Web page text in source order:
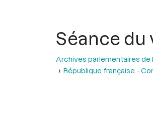
Séance du
Archives parlementaires de
République française -